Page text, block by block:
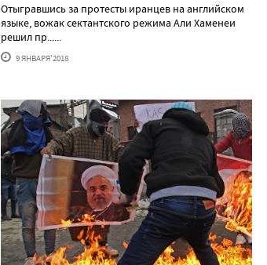
Отыгравшись за протесты иранцев на английском
языке, вожак сектантского режима Али Хаменеи
решил пр......
9 ЯНВАРЯ'2018